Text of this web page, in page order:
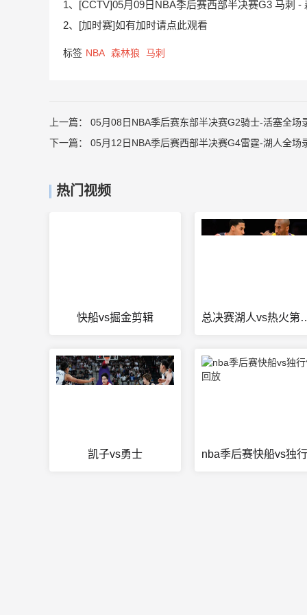
1、[CCTV]05月09日NBA季后赛西部半决赛G3 马刺 -
2、[加时赛]如有加时请点此观看
标签 NBA 森林狼 马刺
上一篇： 05月08日NBA季后赛东部半决赛G2骑士-活塞全场
下一篇： 05月12日NBA季后赛西部半决赛G4雷霆-湖人全场
热门视频
快船vs掘金剪辑 总决赛湖人
凯子vs勇士